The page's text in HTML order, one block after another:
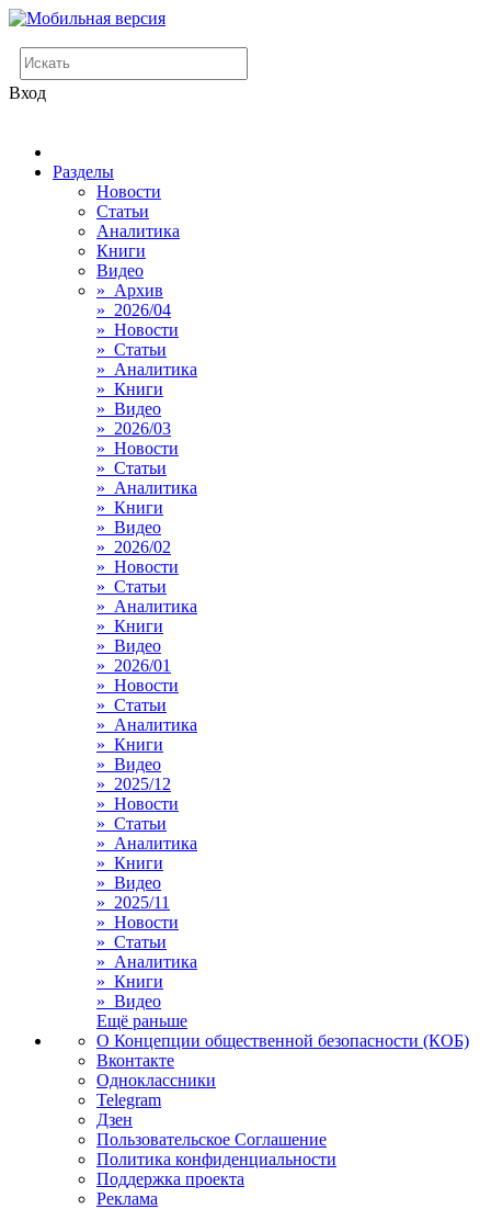
Вход
Разделы
Новости
Статьи
Аналитика
Книги
Видео
» Архив
» 2026/04
» Новости
» Статьи
» Аналитика
» Книги
» Видео
» 2026/03
» Новости
» Статьи
» Аналитика
» Книги
» Видео
» 2026/02
» Новости
» Статьи
» Аналитика
» Книги
» Видео
» 2026/01
» Новости
» Статьи
» Аналитика
» Книги
» Видео
» 2025/12
» Новости
» Статьи
» Аналитика
» Книги
» Видео
» 2025/11
» Новости
» Статьи
» Аналитика
» Книги
» Видео
Ещё раньше
О Концепции общественной безопасности (КОБ)
Вконтакте
Одноклассники
Telegram
Дзен
Пользовательское Соглашение
Политика конфиденциальности
Поддержка проекта
Реклама